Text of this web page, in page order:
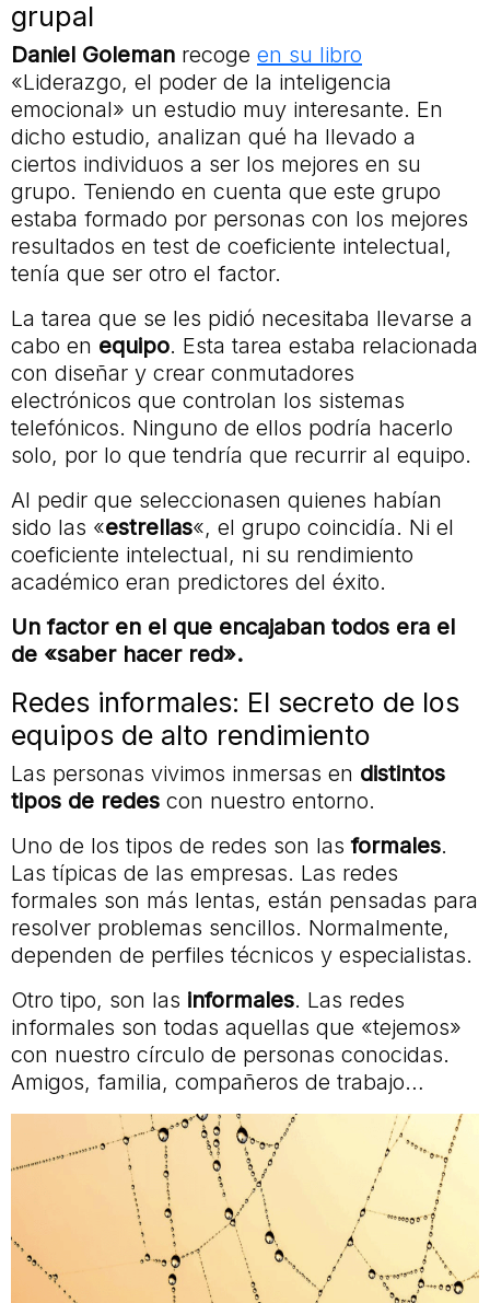
grupal
Daniel Goleman recoge en su libro
«Liderazgo, el poder de la inteligencia
emocional» un estudio muy interesante. En
dicho estudio, analizan qué ha llevado a
ciertos individuos a ser los mejores en su
grupo. Teniendo en cuenta que este grupo
estaba formado por personas con los mejores
resultados en test de coeficiente intelectual,
tenía que ser otro el factor.
La tarea que se les pidió necesitaba llevarse a
cabo en equipo. Esta tarea estaba relacionada
con diseñar y crear conmutadores
electrónicos que controlan los sistemas
telefónicos. Ninguno de ellos podría hacerlo
solo, por lo que tendría que recurrir al equipo.
Al pedir que seleccionasen quienes habían
sido las «estrellas«, el grupo coincidía. Ni el
coeficiente intelectual, ni su rendimiento
académico eran predictores del éxito.
Un factor en el que encajaban todos era el
de «saber hacer red».
Redes informales: El secreto de los
equipos de alto rendimiento
Las personas vivimos inmersas en distintos
tipos de redes con nuestro entorno.
Uno de los tipos de redes son lasformales.
Las típicas de las empresas. Las redes
formales son más lentas, están pensadas para
resolver problemas sencillos. Normalmente,
dependen de perfiles técnicos y especialistas.
Otro tipo, son las informales. Las redes
informales son todas aquellas que «tejemos»
con nuestro círculo de personas conocidas.
Amigos, familia, compañeros de trabajo…